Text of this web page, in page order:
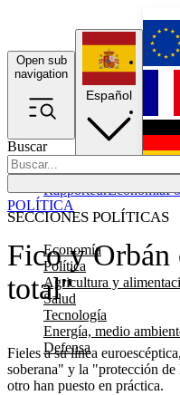
Open sub
navigation
Buscar
SECCIONES POLÍTICAS
Economía
Política
Agricultura y
Salud
Tecnología
Energía, medio
Defensa
RapporteurEconomía
Español
Fico y Orbán
total"
Fieles a su línea
soberana" y la "protección de
otro han puesto en práctica.
POLÍTICA